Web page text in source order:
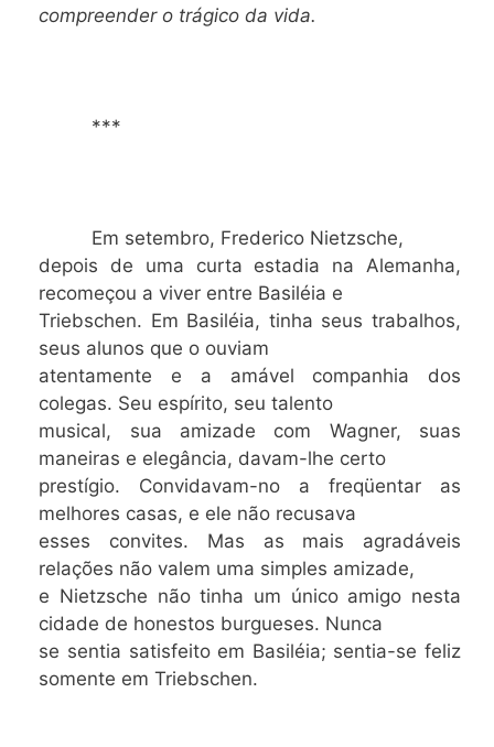
compreender o trágico da vida.
***
Em setembro, Frederico Nietzsche,
depois de uma curta estadia na Alemanha,
recomeçou a viver entre Basiléia e
Triebschen. Em Basiléia, tinha seus trabalhos,
seus alunos que o ouviam
atentamente e a amável companhia dos
colegas. Seu espírito, seu talento
musical, sua amizade com Wagner, suas
maneiras e elegância, davam-lhe certo
prestígio. Convidavam-no a freqüentar as
melhores casas, e ele não recusava
esses convites. Mas as mais agradáveis
relações não valem uma simples amizade,
e Nietzsche não tinha um único amigo nesta
cidade de honestos burgueses. Nunca
se sentia satisfeito em Basiléia; sentia-se feliz
somente em Triebschen.